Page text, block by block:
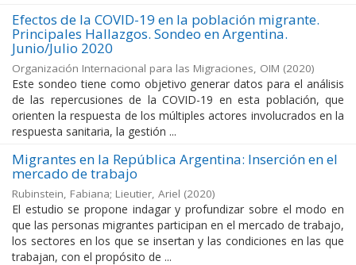
Efectos de la COVID-19 en la población migrante.
Principales Hallazgos. Sondeo en Argentina.
Junio/Julio 2020
Organización Internacional para las Migraciones, OIM (2020)
Este sondeo tiene como objetivo generar datos para el análisis
de las repercusiones de la COVID-19 en esta población, que
orienten la respuesta de los múltiples actores involucrados en la
respuesta sanitaria, la gestión ...
Migrantes en la República Argentina: Inserción en el
mercado de trabajo
Rubinstein, Fabiana; Lieutier, Ariel (2020)
El estudio se propone indagar y profundizar sobre el modo en
que las personas migrantes participan en el mercado de trabajo,
los sectores en los que se insertan y las condiciones en las que
trabajan, con el propósito de ...